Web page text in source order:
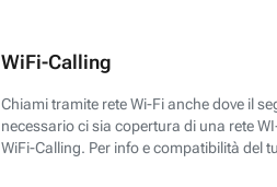
WiFi-Calling
Chiami tramite rete Wi-Fi anche dove il
necessario ci sia copertura di una rete
WiFi-Calling. Per info e compatibilità del